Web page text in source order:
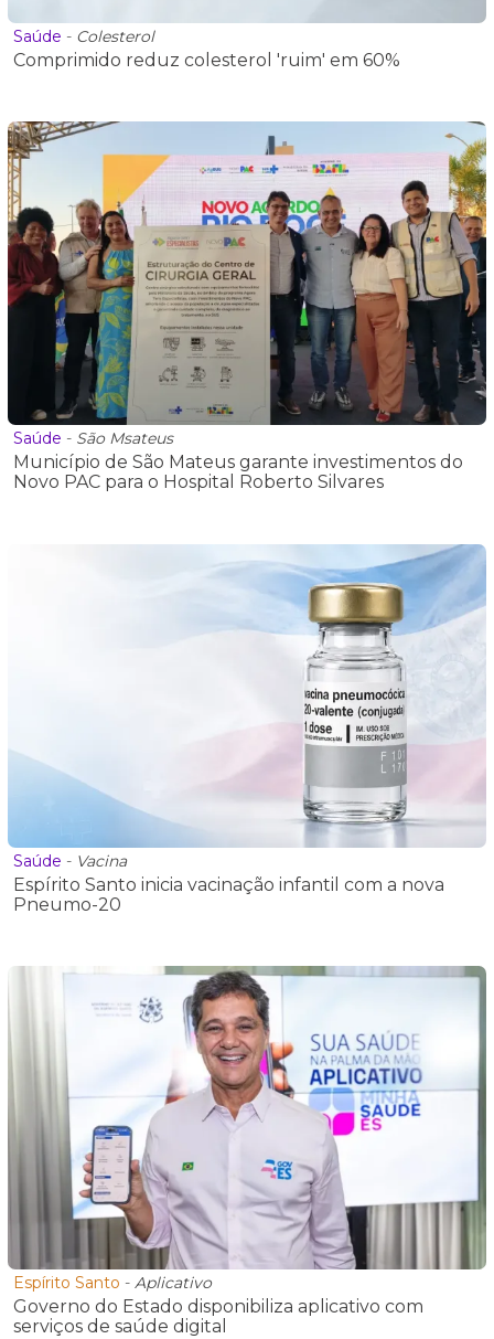
Saúde - Colesterol
Comprimido reduz colesterol 'ruim' em 60%
Saúde - São Msateus
Município de São Mateus garante investimentos do
Novo PAC para o Hospital Roberto Silvares
Saúde - Vacina
Espírito Santo inicia vacinação infantil com a nova
Pneumo-20
Espírito Santo - Aplicativo
Governo do Estado disponibiliza aplicativo com
serviços de saúde digital